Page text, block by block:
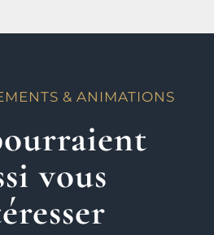
& ANIMATIONS
vous